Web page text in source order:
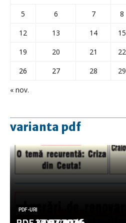
« nov.
5
6 7 8
12
13 14 15
19
20 21 22
26
27 28 29
varianta pdf
PDF-URI
PDF-URI
PDF-URI
PDF-URI
PDF-URI